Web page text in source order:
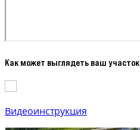
Как может выглядеть ваш участок
Видеоинструкция